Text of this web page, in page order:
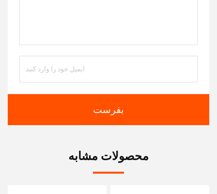
بفرست
محصولات مشابه